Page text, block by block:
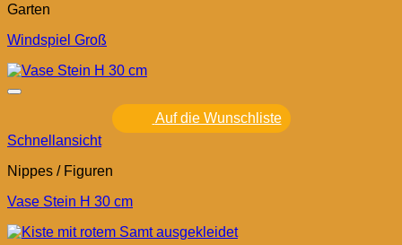
Garten
Windspiel Groß
Auf die Wunschliste
Schnellansicht
Nippes / Figuren
Vase Stein H 30 cm